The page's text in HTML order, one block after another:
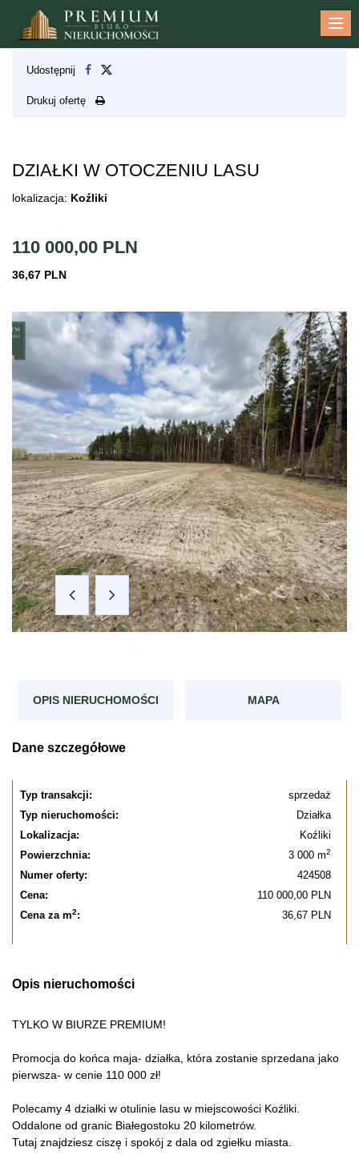
Udostępnij
Drukuj ofertę
DZIAŁKI W OTOCZENIU LASU
lokalizacja: Koźliki
110 000,00 PLN
36,67 PLN
OPIS NIERUCHOMOŚCI MAPA
Dane szczegółowe
Typ transakcji:
sprzedaż
Typ nieruchomości:
Działka
Lokalizacja:
Koźliki
Powierzchnia:
3 000 m2
Numer oferty:
424508
Cena:
110 000,00 PLN
Cena za m2: 36,67 PLN
Opis nieruchomości
TYLKO W BIURZE PREMIUM!
Promocja do końca maja- działka, która zostanie sprzedana jako
pierwsza- w cenie 110 000 zł!
Polecamy 4 działki w otulinie lasu w miejscowości Koźliki.
Oddalone od granic Białegostoku 20 kilometrów.
Tutaj znajdziesz ciszę i spokój z dala od zgiełku miasta.